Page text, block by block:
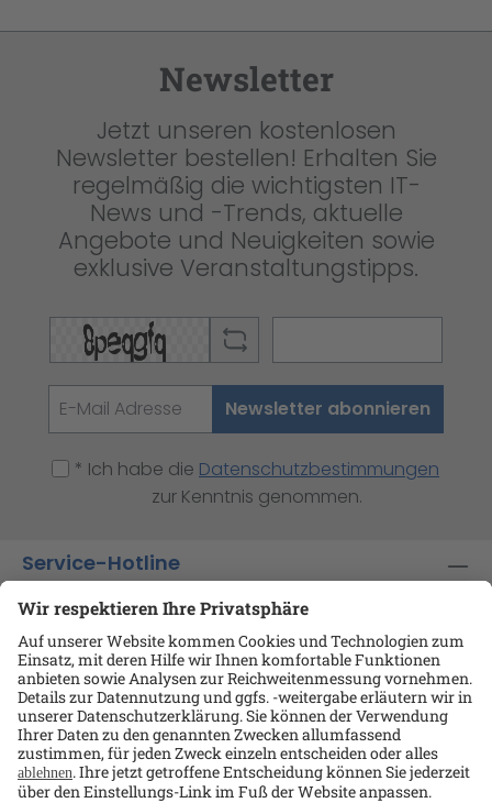
Newsletter
Jetzt unseren kostenlosen
Newsletter bestellen! Erhalten Sie
regelmäßig die wichtigsten IT-
News und -Trends, aktuelle
Angebote und Neuigkeiten sowie
exklusive Veranstaltungstipps.
Newsletter abonnieren
* Ich habe die Datenschutzbestimmungen
zur Kenntnis genommen.
Service-Hotline
Shop-Service
Informationen